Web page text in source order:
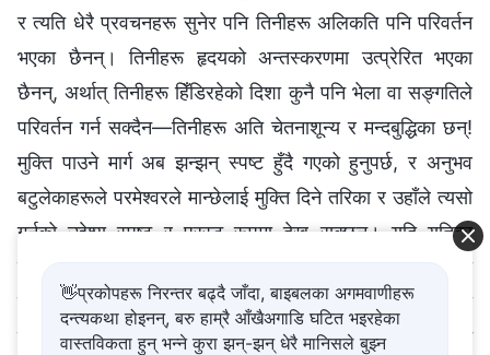
र त्यति धेरै प्रवचनहरू सुनेर पनि तिनीहरू अलिकति पनि परिवर्तन
भएका छैनन्। तिनीहरू हृदयको अन्तस्करणमा उत्प्रेरित भएका
छैनन्, अर्थात् तिनीहरू हिँडिरहेको दिशा कुनै पनि भेला वा सङ्गतिले
परिवर्तन गर्न सक्दैन—तिनीहरू अति चेतनाशून्य र मन्दबुद्धिका छन्!
मुक्ति पाउने मार्ग अब झन्झन् स्पष्ट हुँदै गएको हुनुपर्छ, र अनुभव
बटुलेकाहरूले परमेश्‍वरले मान्छेलाई मुक्ति दिने तरिका र उहाँले त्यसो
गर्नुको उद्देश्य स्पष्ट र प्रस्ट रूपमा देख्न सक्छन्। यदि यतिका
मानिसहरूलाई मुक्ति दिनुहुन्छ र कसरी तिनीहरूबाट भ्रष्टता
पखाल्नुहुन्छ भनेर जान्दैनस् भने, त्यसले तँमा अलिकति पनि
👋प्रकोपहरू निरन्तर बढ्दै जाँदा, बाइबलका अगमवाणीहरू
दन्त्यकथा होइनन्, बरु हाम्रै आँखैअगाडि घटित भइरहेका
वास्तविकता हुन् भन्ने कुरा झन्-झन् धेरै मानिसले बुझ्न